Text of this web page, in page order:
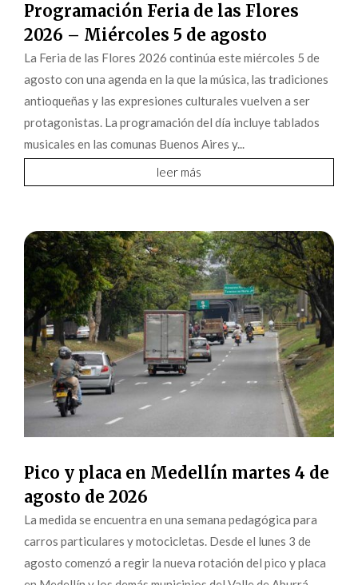
Programación Feria de las Flores
2026 – Miércoles 5 de agosto
La Feria de las Flores 2026 continúa este miércoles 5 de
agosto con una agenda en la que la música, las tradiciones
antioqueñas y las expresiones culturales vuelven a ser
protagonistas. La programación del día incluye tablados
musicales en las comunas Buenos Aires y...
leer más
Pico y placa en Medellín martes 4 de
agosto de 2026
La medida se encuentra en una semana pedagógica para
carros particulares y motocicletas. Desde el lunes 3 de
agosto comenzó a regir la nueva rotación del pico y placa